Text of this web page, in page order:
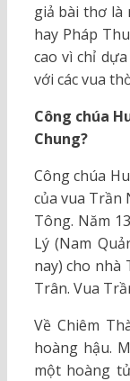
giả bài thơ là
hay Pháp
cao vì chỉ
với các vua
Công chúa
Chung?
Công chúa
của vua Trần
Tông. Năm
Lý (Nam
nay) cho nhà
Trân. Vua
Về Chiêm
hoàng hậu.
một hoàng